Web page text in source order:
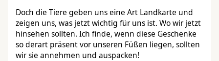
Doch die Tiere geben uns eine Art Landkarte und
zeigen uns, was jetzt wichtig für uns ist. Wo wir jetzt
hinsehen sollten. Ich finde, wenn diese Geschenke
so derart präsent vor unseren Füßen liegen, sollten
wir sie annehmen und auspacken!